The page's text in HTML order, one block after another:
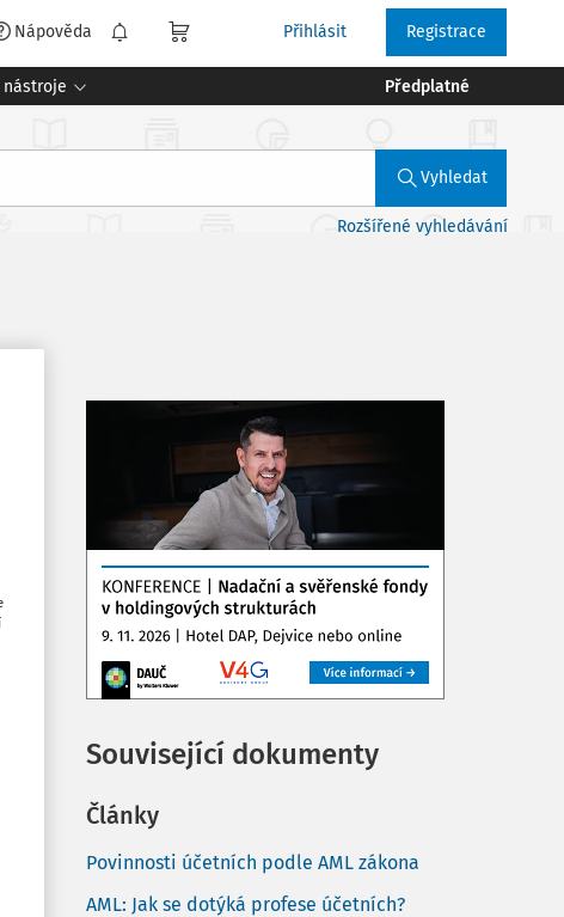
Nápověda Přihlásit Registrace
nástroje Předplatné
Vyhledat
Rozšířené vyhledávání
Související dokumenty
Články
Povinnosti účetních podle AML zákona
AML: Jak se dotýká profese účetních?